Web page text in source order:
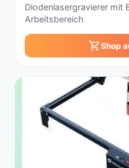
Diodenlasergravierer mit
Arbeitsbereich
Shop